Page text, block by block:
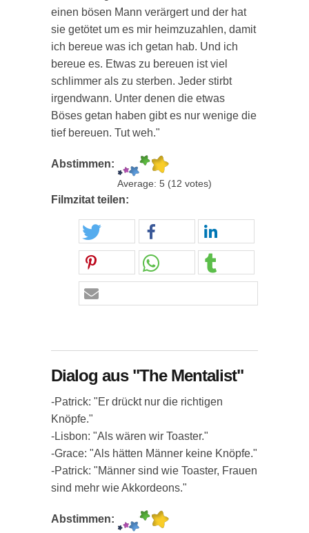
einen bösen Mann verärgert und der hat
sie getötet um es mir heimzuzahlen, damit
ich bereue was ich getan hab. Und ich
bereue es. Etwas zu bereuen ist viel
schlimmer als zu sterben. Jeder stirbt
irgendwann. Unter denen die etwas
Böses getan haben gibt es nur wenige die
tief bereuen. Tut weh."
Abstimmen:
Average: 5 (12 votes)
Filmzitat teilen:
Dialog aus "The Mentalist"
-Patrick: "Er drückt nur die richtigen
Knöpfe."
-Lisbon: "Als wären wir Toaster."
-Grace: "Als hätten Männer keine Knöpfe."
-Patrick: "Männer sind wie Toaster, Frauen
sind mehr wie Akkordeons."
Abstimmen: